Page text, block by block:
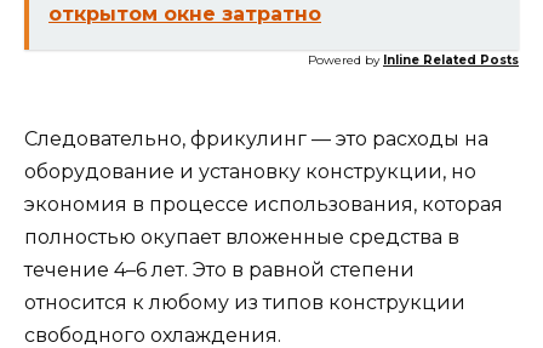
открытом окне затратно
Powered by Inline Related Posts
Следовательно, фрикулинг — это расходы на
оборудование и установку конструкции, но
экономия в процессе использования, которая
полностью окупает вложенные средства в
течение 4–6 лет. Это в равной степени
относится к любому из типов конструкции
свободного охлаждения.